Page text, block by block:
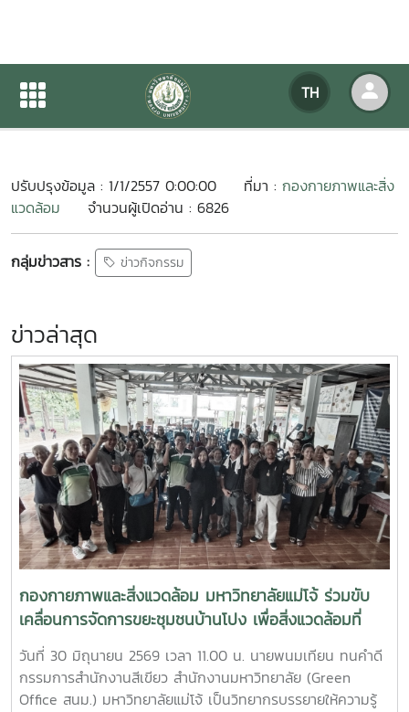
TH
ประชุมกรรมการบ้านพัก
รายละเอียดข่าวสาร
ปรับปรุงข้อมูล : 1/1/2557 0:00:00 ที่มา : กองกายภาพและสิ่ง
แวดล้อม
จำนวนผู้เปิดอ่าน : 6826
กลุ่มข่าวสาร : ข่าวกิจกรรม
ข่าวล่าสุด
กองกายภาพและสิ่งแวดล้อม มหาวิทยาลัยแม่โจ้ ร่วมขับ
เคลื่อนการจัดการขยะชุมชนบ้านโปง เพื่อสิ่งแวดล้อมที่
ยั่งยืน
วันที่ 30 มิถุนายน 2569 เวลา 11.00 น. นายพนมเทียน ทนคำดี
กรรมการสำนักงานสีเขียว สำนักงานมหาวิทยาลัย (Green
Office สนม.) มหาวิทยาลัยแม่โจ้ เป็นวิทยากรบรรยายให้ความรู้